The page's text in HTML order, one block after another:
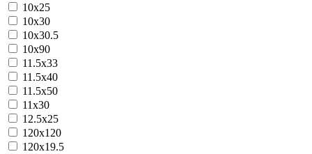
10х25
10х30
10х30.5
10х90
11.5х33
11.5х40
11.5х50
11х30
12.5х25
120х120
120х19.5